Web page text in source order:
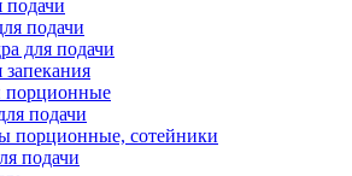
подачи
подачи
для подачи
порционные
подачи
порционные, сотейники
подачи